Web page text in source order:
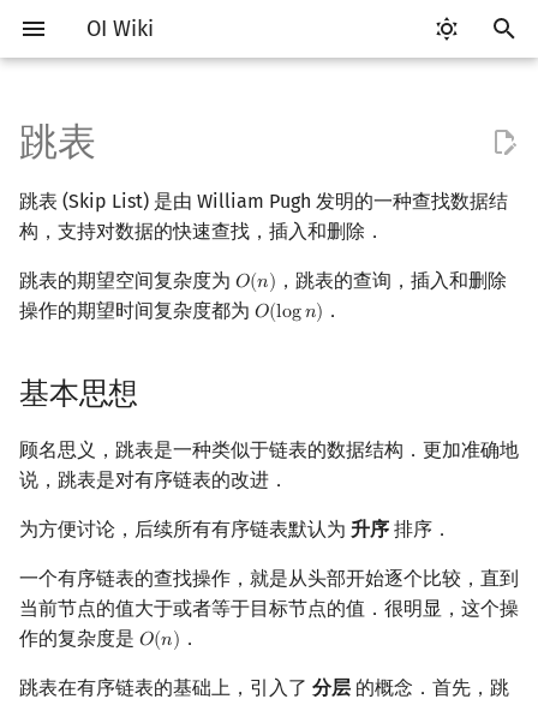
OI Wiki
入
以
开
搜
Getting Started
关于本项目
如何参与
格式手册
数学符号表
F.A.Q.
镜像站列表
致谢
比赛相关简介
赛事 ICPC/CCPC 赛事与赛制
题型
交互题
学习资源
技巧
分段打表
常见错误
出题
工具软件简介
代码编辑工具 Emacs
VS Code
Notepad++
Kate
Dev-C++
Geany
评测工具
Arbiter
Cena
命令行编译与调试
编译器
WSL (Windows 10)
Special Judge
Testlib
通用
Generator
Checker
Polygon
语言基础简介
C++ 基础 C++ 语法基础
变量
高级数据类型
函数
文件操作
C++ 标准库
STL 容器
STL 算法
pair
命名空间
值类别
常量
新版 C++ 特性
Lambda 表达式
编译优化
C++ 与其他常用语言的区别
Pascal 转 C++ 急救
Python 速成
Java 速成
Java 进阶
算法基础简介
复杂度 均摊复杂度
枚举
递归 & 分治
贪心
排序
选择排序
冒泡排序
基数排序
快速排序
归并排序
桶排序
前缀和 & 差分
二分
倍增
搜索部分简介
DFS（搜索）
BFS（搜索）
启发式搜索
A*
迭代加深搜索
IDA*
回溯法
Dancing Links
动态规划部分简介
动态规划基础
记忆化搜索
区间 DP
DAG 上的 DP
树形 DP
状压 DP
数位 DP
插头 DP
单调队列/单调栈优化
斜率优化
WQS 二分
状态设计优化
字符串部分简介
字符串基础
标准库
字符串哈希
字典树 (Trie)
前缀函数与 KMP 算法
Boyer–Moore 算法
Z 函数（扩展 KMP）
AC 自动机
最优原地后缀排序算法
数学部分简介
布尔代数
数字系统
进位制
平衡三进制
二进制集合操作
高精度计算
快速幂
置换和排列
弧度制与坐标系
复数
模算术简介
素数
筛法
分解质因数
裴蜀定理 & 一次不定方程
模逆元
代数基本定理
快速傅里叶变换
Chirp Z 变换
多项式牛顿迭代
多项式多点求值|快速插值
常系数齐次线性递推
抽屉原理
容斥原理
卡特兰数
斯特林数
贝尔数
Entringer Number
向量
内积和外积
行列式
线性空间
线性基
特征多项式
单纯形法
群论
环论
条件概率与独立性
随机变量
公平组合游戏
零和游戏
数值积分
高斯消元
并查集
并查集复杂度
堆简介
二叉堆
配对堆
分块思想
块状数组
块状链表
Sqrt Tree
线段树基础
线段树合并 & 分裂
李超线段树
区间最值操作 & 区间历史最
Kinetic Tournament Tree
二叉搜索树 & 平衡树
Treap
Splay 树
替罪羊树
笛卡尔树
Size Balanced Tree
AVL 树
红黑树
左偏红黑树
基本思想
复杂度证明
空间复杂度
具体实现
获取节点的最大层数
查询
插入
删除
完整代码
可持久化数据结构简介
可持久化线段树
可持久化块状数组
可持久化字典树
可持久化可并堆
线段树套线段树
平衡树套线段树
线段树套平衡树
分块套树状数组
Link Cut Tree
全局平衡二叉树
Euler Tour Tree
图论部分简介
图论相关概念
图的存储
BFS（图论）
树上问题
树的直径
树的中心
树链剖分
树上启发式合并
虚树
动态树分治
有向无环图
拓扑排序
最短路问题
差分约束
k 短路
生成树问题
最小树形图
最小直径生成树
双连通分量
割点和桥
最大流
最小割
Stoer–Wagner 算法
二分图最大匹配
二分图最大权匹配
稳定匹配
计算几何部分简介
二维计算几何基础
三维计算几何基础
Pick 定理
三角剖分
凸包
扫描线
旋转卡壳
半平面交
杂项简介
离散化
双指针
CDQ 分治
整体二分
分数规划
随机化
随机化技巧
爬山算法
悬线法
有限状态自动机
计算理论基础
字节顺序
RMQ
并查集应用
括号序列
跳表
跳表 (Skip List) 是由 William Pugh 发明的一种查找数据结
构，支持对数据的快速查找，插入和删除．
跳表的期望空间复杂度为 𝑂(𝑛)
O(n) ，跳表的查询，插入和删除
操作的期望时间复杂度都为 𝑂(log𝑛)
O(logn) ．
基本思想
顾名思义，跳表是一种类似于链表的数据结构．更加准确地
说，跳表是对有序链表的改进．
为方便讨论，后续所有有序链表默认为 升序 排序．
一个有序链表的查找操作，就是从头部开始逐个比较，直到
当前节点的值大于或者等于目标节点的值．很明显，这个操
作的复杂度是 𝑂(𝑛)
O(n) ．
跳表在有序链表的基础上，引入了 分层 的概念．首先，跳